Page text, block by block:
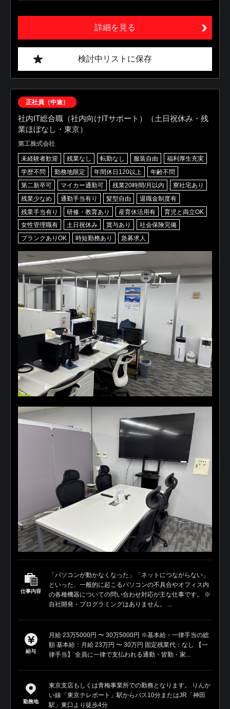
詳細を見る
検討中リストに保存
正社員（中途）
社内IT総合職（社内向けITサポート）（土日祝休み・残
業ほぼなし・東京）
第工株式会社
未経験者歓迎 残業なし 転勤なし 服装自由
福利厚生充実
学歴不問
勤務地限定 年間休日120以上
年齢不問
第二新卒可
マイカー通勤可 残業20時間/月以内
寮社宅あり
残業少なめ
通勤手当有り 髪型自由
退職金制度有
残業手当有り
研修・教育あり 産育休活用有
育児と両立OK
女性管理職有
土日祝休み 賞与あり
社会保険完備
ブランクありOK
時短勤務あり 急募求人
仕事内容
「パソコンが動かなくなった」「ネットにつながらない」
といった、一般的に起こるパソコンの不具合やオフィス内
の各種機器についての問い合わせ対応が主な仕事です。 ※
自社開発・プログラミングはありません。 ...
給与
月給 23万5000円 〜 30万5000円 ※基本給・一律手当の総
額 基本給：月給 23万円 〜 30万円 固定残業代：なし 【一
律手当】 全員に一律で支払われる通勤・皆勤・家...
勤務地
東京支店もしくは青梅事業所での勤務となります。 りんか
い線「東京テレポート」駅からバス10分またはJR「神田
駅」東口より徒歩4分